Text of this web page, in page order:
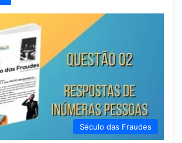
Século das Fraudes